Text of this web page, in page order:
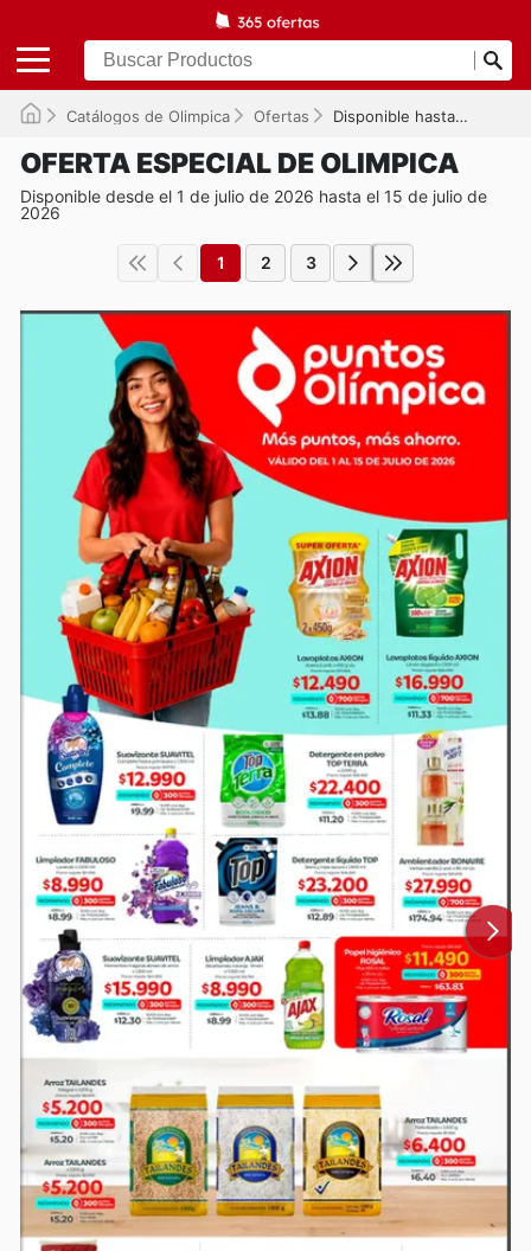
Catálogos de Olimpica Ofertas Disponible hasta el 15/07/2026
OFERTA ESPECIAL DE OLIMPICA
Disponible desde el 1 de julio de 2026 hasta el 15 de julio de
2026
1 2 3